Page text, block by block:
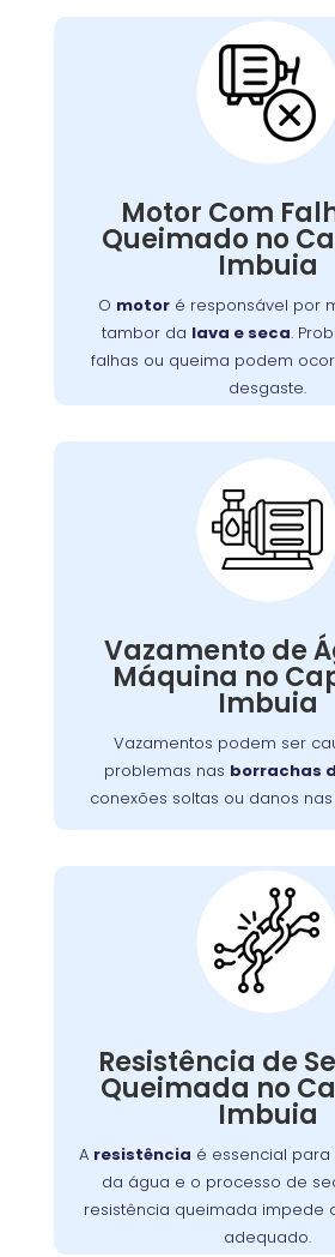
Motor Com
Queimado no
Imbuia
O motor é responsável por
tambor da lava e seca.
falhas ou queima podem
desgaste.
Motor Com
lava e
. Problemas como
falhas ou queima podem
desgaste, sobrecarga ou falta
completa do
Vazamento de
Máquina no
Imbuia
Vazamentos podem ser
problemas nas borrachas
conexões soltas ou danos nas
Vazamento
na Máquina
Vazamentos podem ser
conexões soltas
mangueiras
Além de afetar o
lava e seca
vazamentos podem causar
aumentar o consumo
Resistência de
Queimada no
Imbuia
A resistência é essencial
da água e o processo de
resistência queimada impede
adequado.
Máquina
aquecimento
lava e seca
. Se
queimada, a máquina não
adequadamente. Isso pode
Substituir a resistência é
restabelecer a função de